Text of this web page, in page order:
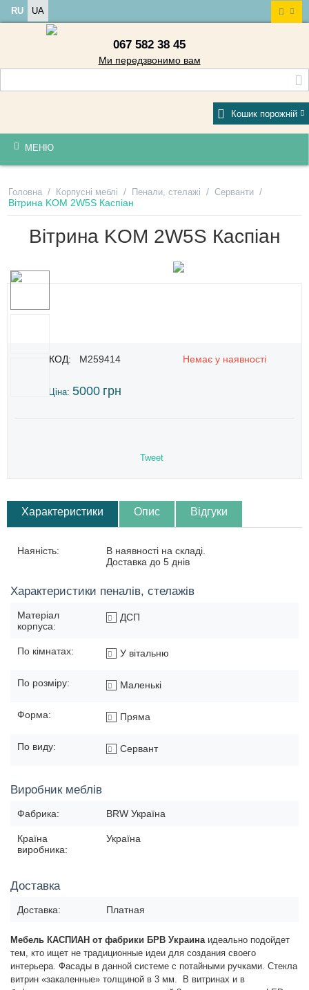
RU UA
067 582 38 45
Ми передзвонимо вам
Кошик порожній
МЕНЮ
Головна / Корпусні меблі / Пенали, стелажі / Серванти /
Вітрина KOM 2W5S Каспіан
Вітрина KOM 2W5S Каспіан
КОД: M259414 Немає у наявності
Ціна: 5000 грн
Tweet
Характеристики Опис Відгуки
Наяність:
В наявності на складі.
Доставка до 5 днів
Характеристики пеналів, стелажів
Матеріал
корпуса:
ДСП
По кімнатах: У вітальню
По розміру: Маленькі
Форма: Пряма
По виду: Сервант
Виробник меблів
Фабрика: BRW Україна
Країна
виробника:
Україна
Доставка
Доставка: Платная
Мебель КАСПИАН от фабрики БРВ Украинаидеально подойдет
тем, кто ищет не традиционные идеи для создания своего
интерьера. Фасады в данной системе с потайными ручками. Стекла
витрин «закаленные» толщиной в 3 мм.
В витринах и в